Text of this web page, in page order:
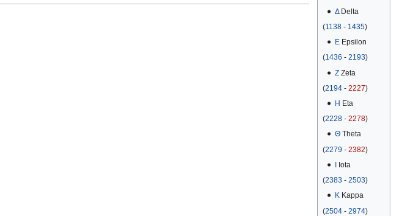
ΔDelta
(1138 - 1435)
ΕEpsilon
(1436 - 2193)
ΖZeta
(2194 - 2227)
Η Eta
(2228 - 2278)
ΘTheta
(2279 - 2382)
Iota
(2383 - 2503)
ΚKappa
(2504 - 2974)